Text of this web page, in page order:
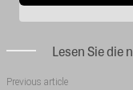
Lesen Sie die
Previous article